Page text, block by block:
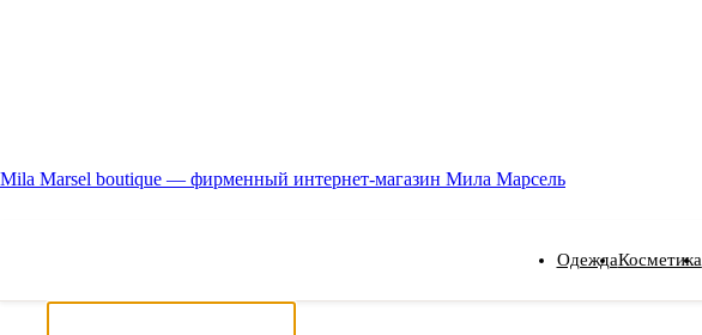
Mila Marsel boutique — фирменный интернет-магазин Мила Марсель
ОдеждаКосметика